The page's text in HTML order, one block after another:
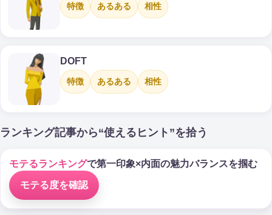
特徴 あるある 相性
DOFT
特徴 あるある 相性
ランキング記事から“使えるヒント”を拾う
モテるランキングで第一印象×内面の魅力バランスを掴む
モテる度を確認